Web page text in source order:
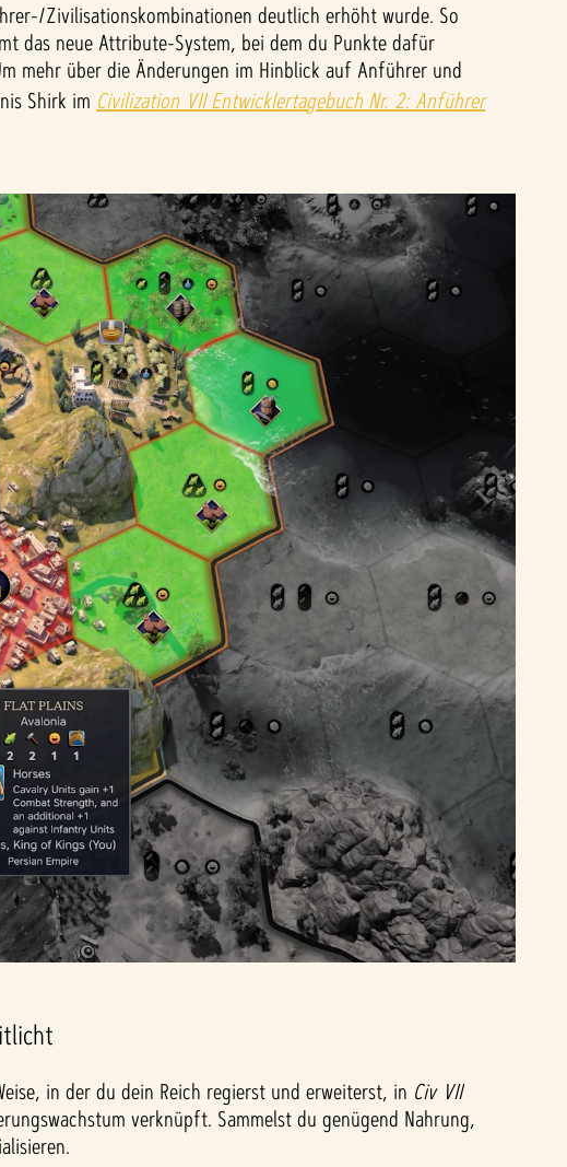
Zivilisationskombinationen deutlich erhöht wurde. So
das neue Attribute-System, bei dem du Punkte dafür
mehr über die Änderungen im Hinblick auf Anführer und
Shirk im Civilization VII Entwicklertagebuch Nr. 2: Anführer
in der du dein Reich regierst und erweiterst, in Civ VII
verknüpft. Sammelst du genügend Nahrung,